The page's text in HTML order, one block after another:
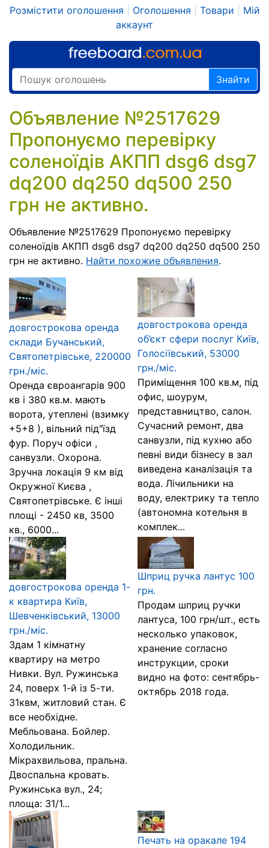
Розмістити оголошення Оголошення Товари
Мій
аккаунт
Знайти
Объявление №2517629
Пропонуємо перевірку
соленоїдів АКПП dsg6 dsg7
dq200 dq250 dq500 250
грн не активно.
Объявление №2517629 Пропонуємо перевірку
соленоїдів АКПП dsg6 dsg7 dq200 dq250 dq500 250
грн не активно. Найти похожие объявления.
довгострокова оренда
склади Бучанський,
Святопетрівське, 220000
грн./міс.
Оренда євроангарів 900
кв і 380 кв.м. мають
ворота, утеплені (взимку
+5+8 ), вільний під"їзд
фур. Поруч офіси ,
санвузли. Охорона.
Зручна локація 9 км від
Окружної Києва ,
Святопетрівське. Є інші
площі - 2450 кв, 3500
кв., 6000...
довгострокова оренда
об’єкт сфери послуг Київ,
Голосіївський, 53000
грн./міс.
Приміщення 100 кв.м, під
офис, шоурум,
представництво, салон.
Сучасний ремонт, два
санвузли, під кухню або
певні види бізнесу в зал
виведена каналізація та
вода. Лічильники на
воду, електрику та тепло
(автономна котельня в
комплек...
довгострокова оренда 1-
к квартира Київ,
Шевченківський, 13000
грн./міс.
Здам 1 кімнатну
квартиру на метро
Нивки. Вул. Ружинська
24, поверх 1-й із 5-ти.
31квм, житловий стан. Є
все необхідне.
Мебльована. Бойлер.
Холодильник.
Мікрахвильова, пральна.
Двоспальна кровать.
Ружинська вул., 24;
площа: 31/1...
Шприц ручка лантус 100
грн.
Продам шприц ручки
лантуса, 100 грн/шт., есть
несколько упаковок,
хранение согласно
инструкции, сроки
видно на фото: сентябрь-
октябрь 2018 года.
Печать на оракале 194